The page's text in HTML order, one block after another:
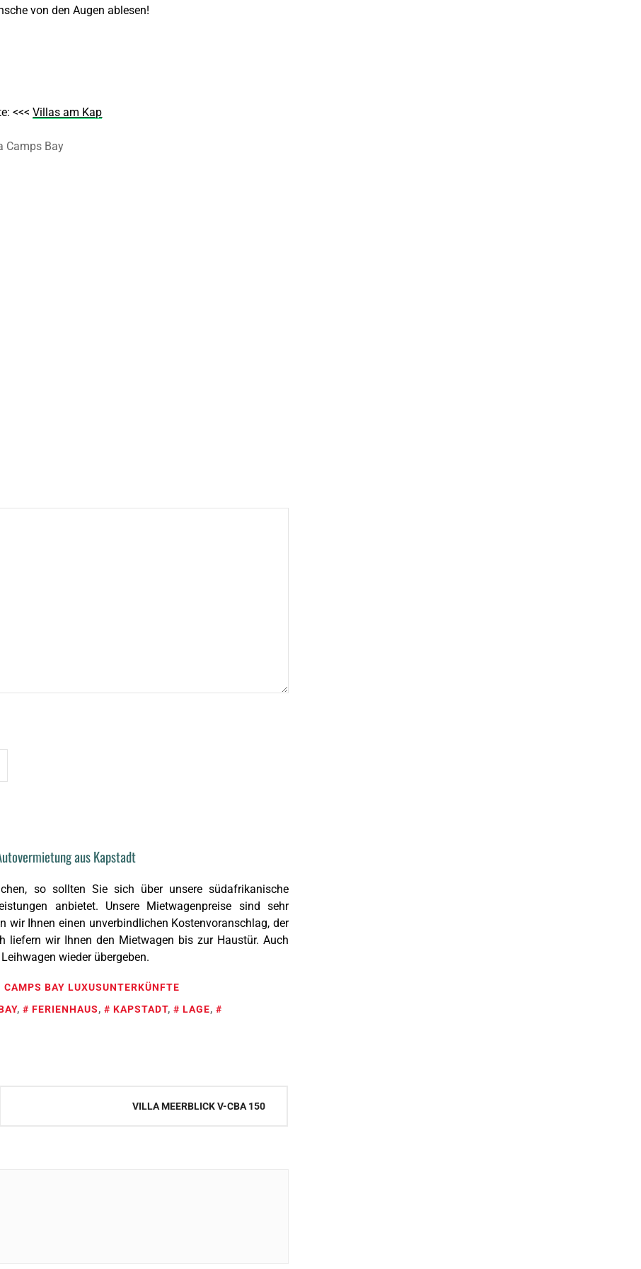
von den Augen ablesen!
<<<Villas am Kap
aus Kapstadt
so sollten Sie sich über unsere südafrikanische
anbietet. Unsere Mietwagenpreise sind sehr
wir Ihnen einen unverbindlichen Kostenvoranschlag, der
liefern wir Ihnen den Mietwagen bis zur Haustür. Auch
wieder übergeben.
BAY LUXUSUNTERKÜNFTE
, FERIENHAUS, KAPSTADT, LAGE,
VILLA MEERBLICK V-CBA 150